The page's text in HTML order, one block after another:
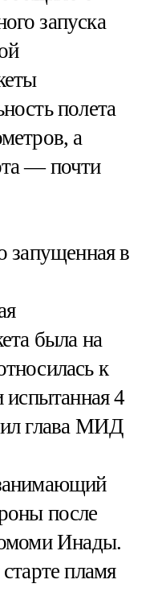
запуска
полета
а
— почти
запущенная в
была на
к
испытанная 4
глава МИД
после
Инады.
пламя